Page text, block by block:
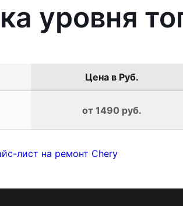
уровня
Цена в Руб.
от 1490 руб.
лист на ремонт Chery